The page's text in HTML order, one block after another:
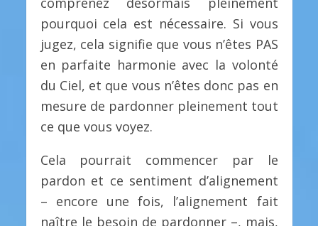
pourquoi cela est nécessaire. Si vous
jugez, cela signifie que vous n’êtes PAS
en parfaite harmonie avec la volonté
du Ciel, et que vous n’êtes donc pas en
mesure de pardonner pleinement tout
ce que vous voyez.
Cela pourrait commencer par le
pardon et ce sentiment d’alignement
– encore une fois, l’alignement fait
naître le besoin de pardonner –, mais,